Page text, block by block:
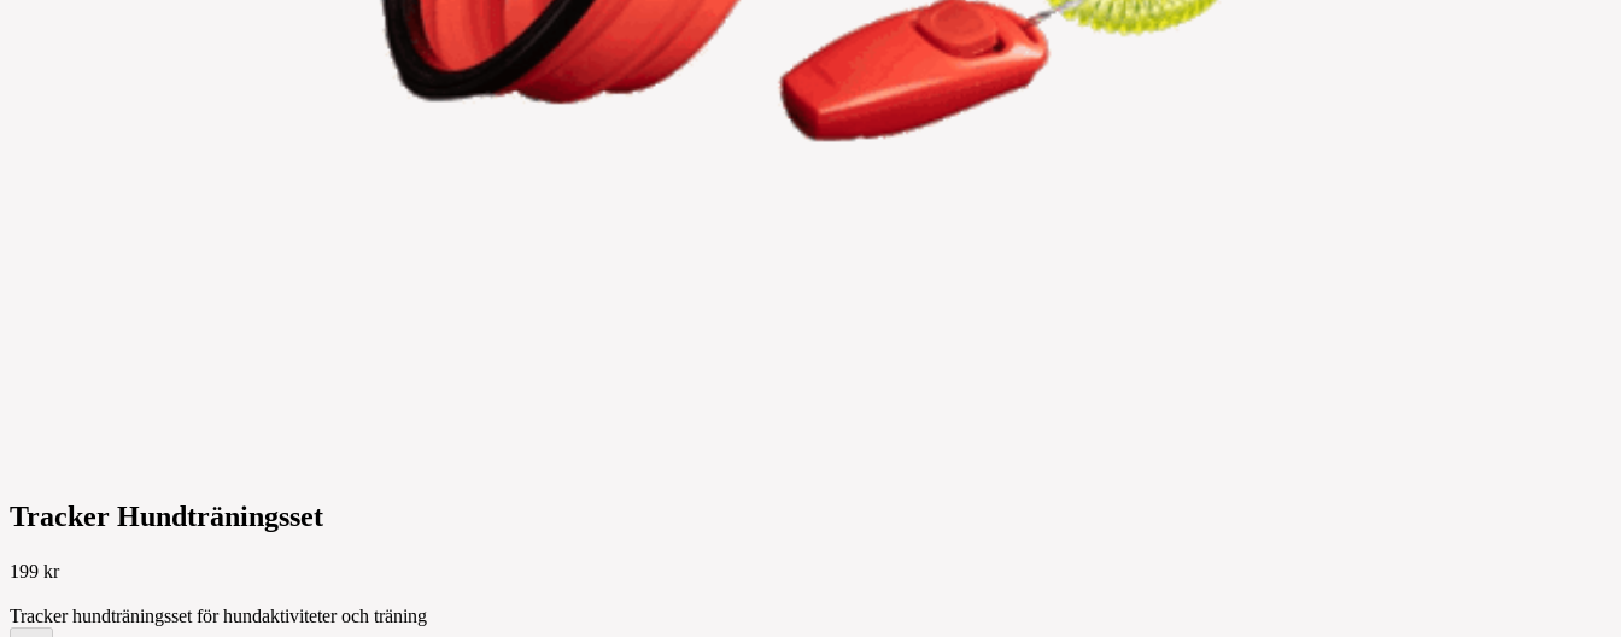
Tracker Hundträningsset
199 kr
Tracker hundträningsset för hundaktiviteter och träning